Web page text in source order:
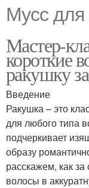
Мусс для
Мастер-
короткие
ракушку
Введение
Ракушка – это
для любого типа
подчеркивает
образу
расскажем, как
волосы в